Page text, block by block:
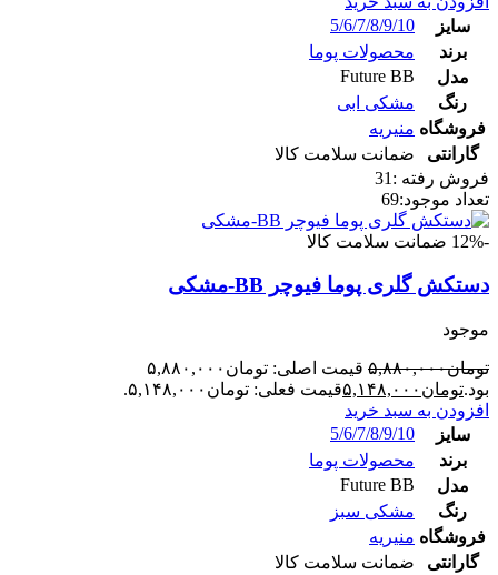
سایز
5/6/7/8/9/10
برند
محصولات پوما
مدل
Future BB
رنگ
مشکی ابی
فروشگاه منیریه
گارانتی
ضمانت سلامت کالا
فروش رفته : 31
تعداد موجود:69
-12% ضمانت سلامت کالا
دستکش گلری پوما فیوچر BB-مشکی
موجود
تومان۵,۸۸۰,۰۰۰
قیمت اصلی: تومان۵,۸۸۰,۰۰۰
بود.تومان ۵,۱۴۸,۰۰۰قیمت فعلی: تومان۵,۱۴۸,۰۰۰.
افزودن به سبد خرید
سایز
5/6/7/8/9/10
برند
محصولات پوما
مدل
Future BB
رنگ
مشکی سبز
فروشگاه منیریه
گارانتی
ضمانت سلامت کالا